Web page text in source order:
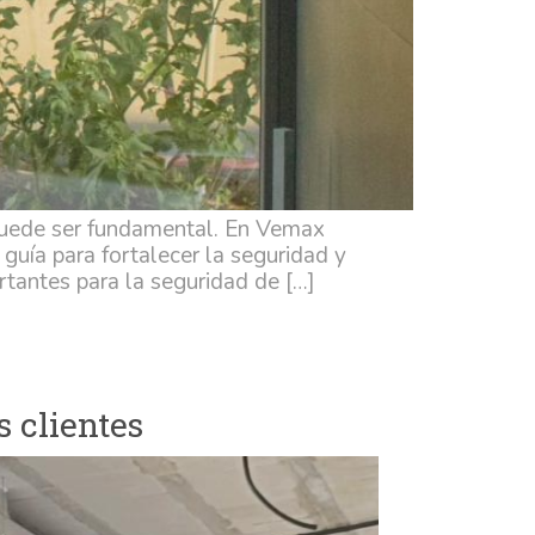
ser fundamental. En Vemax
para fortalecer la seguridad y
para la seguridad de […]
clientes